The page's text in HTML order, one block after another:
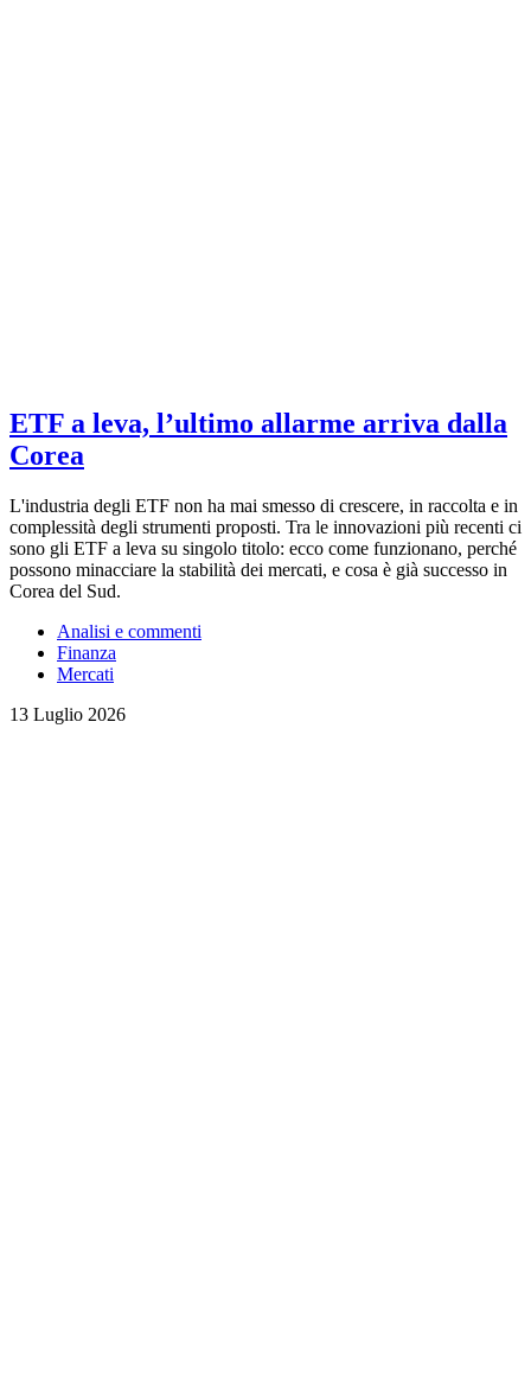
ETF a leva, l’ultimo allarme arriva dalla
Corea
L'industria degli ETF non ha mai smesso di crescere, in raccolta e in
complessità degli strumenti proposti. Tra le innovazioni più recenti ci
sono gli ETF a leva su singolo titolo: ecco come funzionano, perché
possono minacciare la stabilità dei mercati, e cosa è già successo in
Corea del Sud.
Analisi e commenti
Finanza
Mercati
13 Luglio 2026